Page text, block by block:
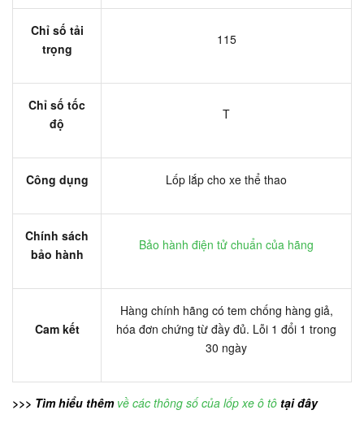
Chỉ số tải
trọng
115
Chỉ số tốc
độ
T
Công dụng Lốp lắp cho xe thể thao
Chính sách
bảo hành
Bảo hành điện tử chuẩn của hãng
Cam kết
Hàng chính hãng có tem chống hàng giả,
hóa đơn chứng từ đầy đủ. Lỗi 1 đổi 1 trong
30 ngày
>>> Tìm hiểu thêm về các thông số của lốp xe ô tô tại đây